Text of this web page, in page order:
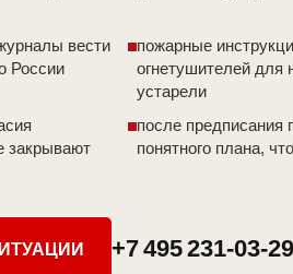
вести
России
пожарные
огнетушителей для
устарели
закрывают
после предписания
понятного плана,
+7 495 231-03-29